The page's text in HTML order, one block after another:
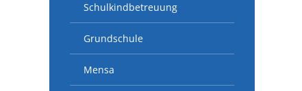
Schulkindbetreuung
Grundschule
Mensa